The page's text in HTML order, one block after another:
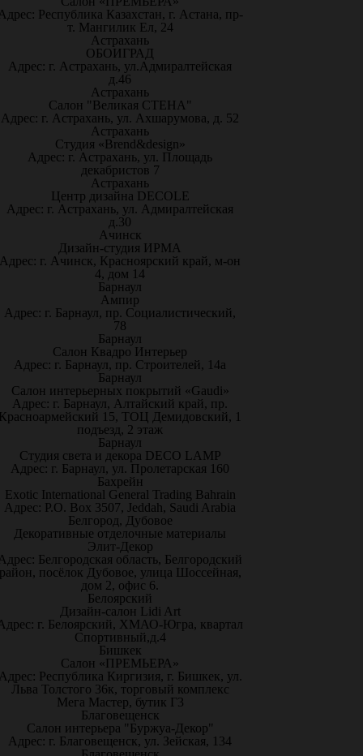
Республика Казахстан, г. Астана, пр-
т. Мангилик Ел, 24
Астрахань
ОБОИГРАД
Адрес: г. Астрахань, ул.Адмиралтейская
д.46
Астрахань
Салон "Великая СТЕНА"
Адрес: г. Астрахань, ул. Ахшарумова, д. 52
Астрахань
Студия «Brend&design»
Адрес: г. Астрахань, ул. Площадь
декабристов 7
Астрахань
Центр дизайна DECOLE
Адрес: г. Астрахань, ул. Адмиралтейская
д.30
Ачинск
Дизайн-студия ИРМА
Адрес: г. Ачинск, Красноярский край, м-он
4, дом 14
Барнаул
Ампир
Адрес: г. Барнаул, пр. Социалистический,
78
Барнаул
Салон Квадро Интерьер
Адрес: г. Барнаул, пр. Строителей, 14а
Барнаул
Салон интерьерных покрытий «Gaudi»
Адрес: г. Барнаул, Алтайский край, пр.
15, ТОЦ Демидовский, 1
подъезд, 2 этаж
Барнаул
Студия света и декора DECO LAMP
Адрес: г. Барнаул, ул. Пролетарская 160
Бахрейн
Exotic International General Trading Bahrain
Адрес: P.O. Box 3507, Jeddah, Saudi Arabia
Белгород, Дубовое
Декоративные отделочные материалы
Элит-Декор
Белгородская область, Белгородский
посёлок Дубовое, улица Шоссейная,
дом 2, офис 6.
Белоярский
Дизайн-салон Lidi Art
г. Белоярский, ХМАО-Югра, квартал
Спортивный,д.4
Бишкек
Салон «ПРЕМЬЕРА»
Республика Киргизия, г. Бишкек, ул.
Льва Толстого 36к, торговый комплекс
Мега Мастер, бутик Г3
Благовещенск
Салон интерьера "Буржуа-Декор"
Адрес: г. Благовещенск, ул. Зейская, 134